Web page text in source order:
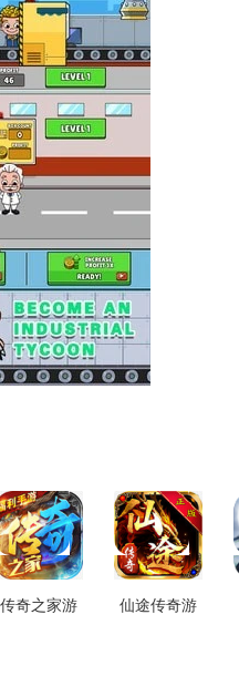
传奇之家游
仙途传奇游